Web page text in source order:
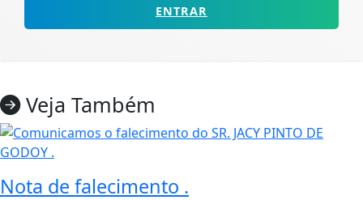
ENTRAR
Veja Também
Nota de falecimento .